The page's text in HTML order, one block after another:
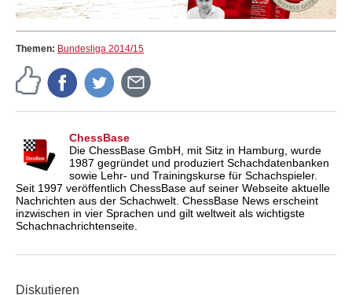
Themen: Bundesliga 2014/15
ChessBase
Die ChessBase GmbH, mit Sitz in Hamburg, wurde
1987 gegründet und produziert Schachdatenbanken
sowie Lehr- und Trainingskurse für Schachspieler.
Seit 1997 veröffentlich ChessBase auf seiner Webseite aktuelle
Nachrichten aus der Schachwelt. ChessBase News erscheint
inzwischen in vier Sprachen und gilt weltweit als wichtigste
Schachnachrichtenseite.
Diskutieren